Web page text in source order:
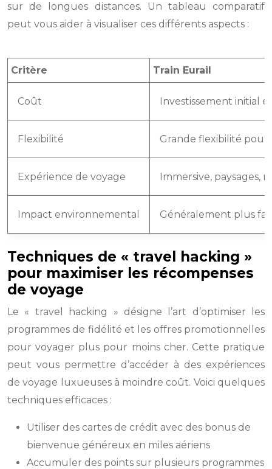
sur de longues distances. Un tableau comparatif
peut vous aider à visualiser ces différents aspects :
Critère Train Eurail
Coût Investissement initial
Flexibilité Grande flexibilité pour
Expérience de voyage Immersive, paysages,
Impact environnemental Généralement plus
Techniques de « travel hacking »
pour maximiser les récompenses
de voyage
Le « travel hacking » désigne l’art d’optimiser les
programmes de fidélité et les offres promotionnelles
pour voyager plus pour moins cher. Cette pratique
peut vous permettre d’accéder à des expériences
de voyage luxueuses à moindre coût. Voici quelques
techniques efficaces :
Utiliser des cartes de crédit avec des bonus de
bienvenue généreux en miles aériens
Accumuler des points sur plusieurs programmes